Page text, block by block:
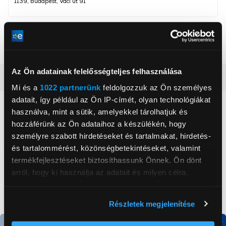
Az Ön adatainak felelősségteljes felhasználása
Mi és a 1022 partnerünk feldolgozzuk az Ön személyes
adatait, így például az Ön IP-címét, olyan technológiákat
használva, mint a sütik, amelyekkel tárolhatjuk és
hozzáférünk az Ön adataihoz a készülékén, hogy
személyre szabott hirdetéseket és tartalmakat, hirdetés-
és tartalommérést, közönségbetekintéseket, valamint
termékfejlesztéseket biztosíthassunk Önnek. Ön dönt
arról, hogy ki használja az adatait és milyen célra.
elhelyezkedéséről pár méteres pontossággal
Részletek megjelenítése
Szín
Részletes ismertető
Neked ajánljuk